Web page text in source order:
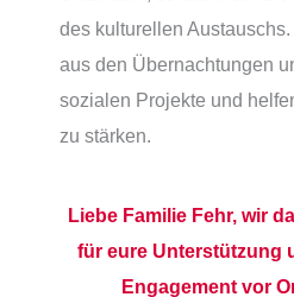
des kulturellen
aus den Übernachtungen
sozialen Projekte und
zu stärken.
Liebe Familie Fehr, wir
für eure Unterstützung
Engagement vor